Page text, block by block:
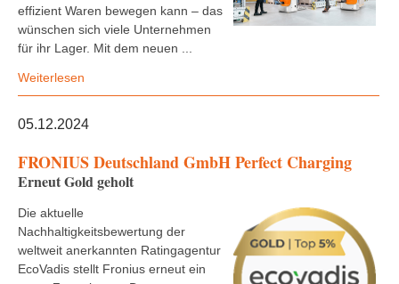
effizient Waren bewegen kann – das
wünschen sich viele Unternehmen
für ihr Lager. Mit dem neuen ...
Weiterlesen
05.12.2024
FRONIUS Deutschland GmbH Perfect Charging
Erneut Gold geholt
Die aktuelle
Nachhaltigkeitsbewertung der
weltweit anerkannten Ratingagentur
EcoVadis stellt Fronius erneut ein